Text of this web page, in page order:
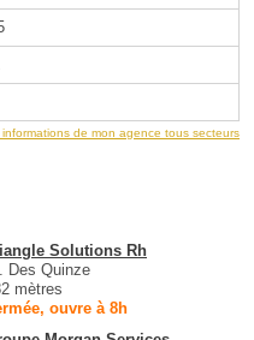
informations de mon agence tous secteurs
Solutions Rh
Des Quinze
mètres
ouvre à 8h